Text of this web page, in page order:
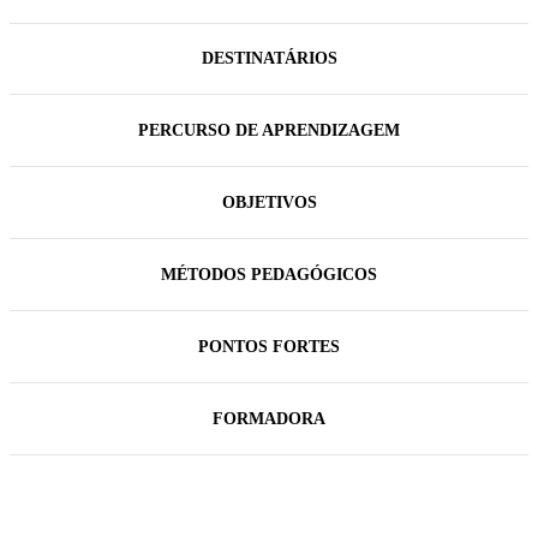
DESTINATÁRIOS
PERCURSO DE APRENDIZAGEM
OBJETIVOS
MÉTODOS PEDAGÓGICOS
PONTOS FORTES
FORMADORA